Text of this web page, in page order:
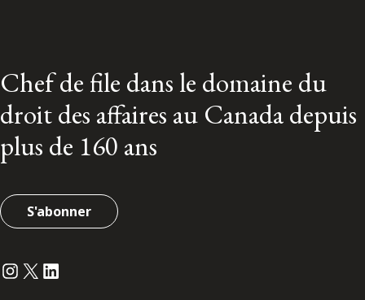
Chef de file dans le domaine du
droit des affaires au Canada depuis
plus de 160 ans
S'abonner
Instagram
Twitter
LinkedIn